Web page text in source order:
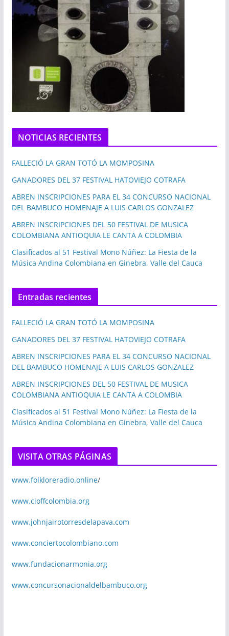
NOTICIAS RECIENTES
FALLECIÓ LA GRAN TOTÓ LA MOMPOSINA
GANADORES DEL 37 FESTIVAL HATOVIEJO COTRAFA
ABREN INSCRIPCIONES PARA EL 34 CONCURSO NACIONAL
DEL BAMBUCO HOMENAJE A LUIS CARLOS GONZALEZ
ABREN INSCRIPCIONES DEL 50 FESTIVAL DE MUSICA
COLOMBIANA ANTIOQUIA LE CANTA A COLOMBIA
Clasificados al 51 Festival Mono Núñez: La Fiesta de la
Música Andina Colombiana en Ginebra, Valle del Cauca
Entradas recientes
FALLECIÓ LA GRAN TOTÓ LA MOMPOSINA
GANADORES DEL 37 FESTIVAL HATOVIEJO COTRAFA
ABREN INSCRIPCIONES PARA EL 34 CONCURSO NACIONAL
DEL BAMBUCO HOMENAJE A LUIS CARLOS GONZALEZ
ABREN INSCRIPCIONES DEL 50 FESTIVAL DE MUSICA
COLOMBIANA ANTIOQUIA LE CANTA A COLOMBIA
Clasificados al 51 Festival Mono Núñez: La Fiesta de la
Música Andina Colombiana en Ginebra, Valle del Cauca
VISITA OTRAS PÁGINAS
www.folkloreradio.online/
www.cioffcolombia.org
www.johnjairotorresdelapava.com
www.conciertocolombiano.com
www.fundacionarmonia.org
www.concursonacionaldelbambuco.org